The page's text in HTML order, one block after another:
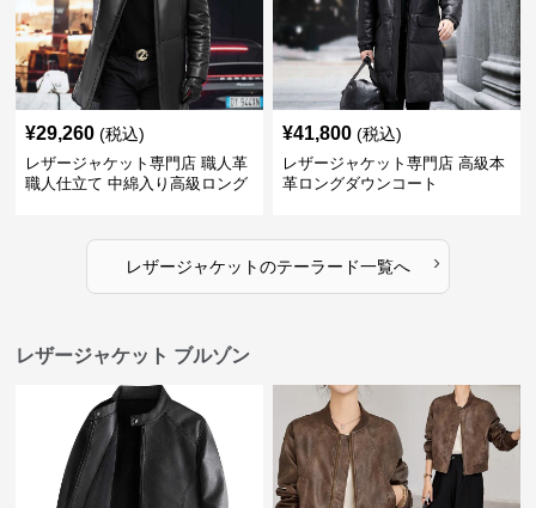
¥29,260 (税込)
レザージャケット専門店 職人革
職人仕立て 中綿入り高級ロング
¥41,800 (税込)
レザージャケット専門店 高級本
革ロングダウンコート
レザージャケットのテーラード一覧へ ›
レザージャケット ブルゾン